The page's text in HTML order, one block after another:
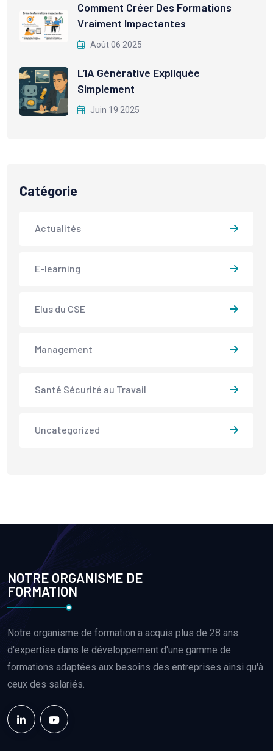
Comment Créer Des Formations
Vraiment Impactantes
Août 06 2025
L’IA Générative Expliquée
Simplement
Juin 19 2025
Catégorie
Actualités
E-learning
Elus du CSE
Management
Santé Sécurité au Travail
Uncategorized
NOTRE ORGANISME DE
FORMATION
Notre organisme de formation a acquis plus de 28 ans
d'expertise dans le développement d'une gamme de
formations adaptées aux besoins des entreprises ainsi qu'à
ceux des salariés.